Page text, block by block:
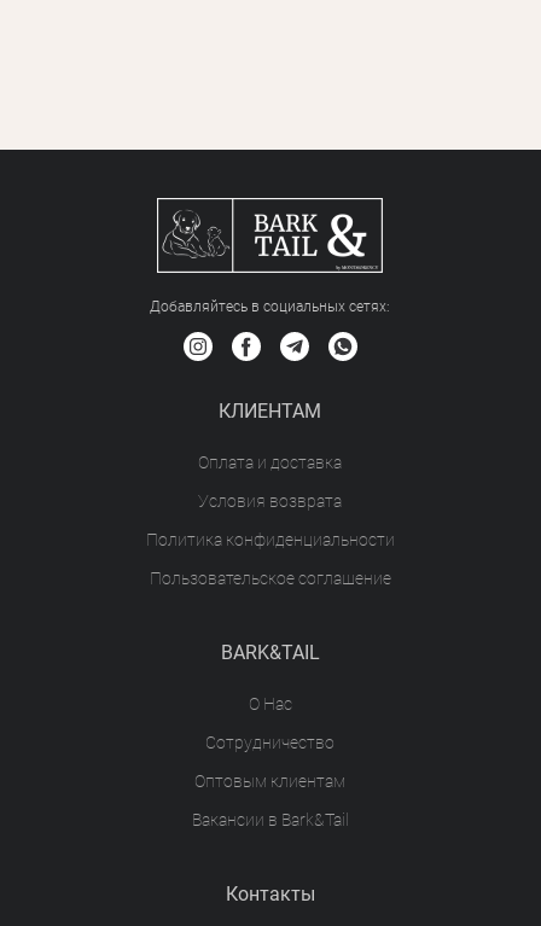
Добавляйтесь в социальных сетяx:
КЛИЕНТАМ
Оплата и доставка
Условия возврата
Политика конфиденциальности
Пользовательское соглашение
BARK&TAIL
О Нас
Сотрудничество
Оптовым клиентам
Вакансии в Bark&Tail
Контакты